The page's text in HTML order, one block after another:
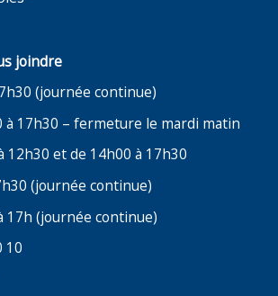
joindre
(journée continue)
à 17h30 – fermeture le mardi matin
12h30 et de 14h00 à 17h30
(journée continue)
17h (journée continue)
10